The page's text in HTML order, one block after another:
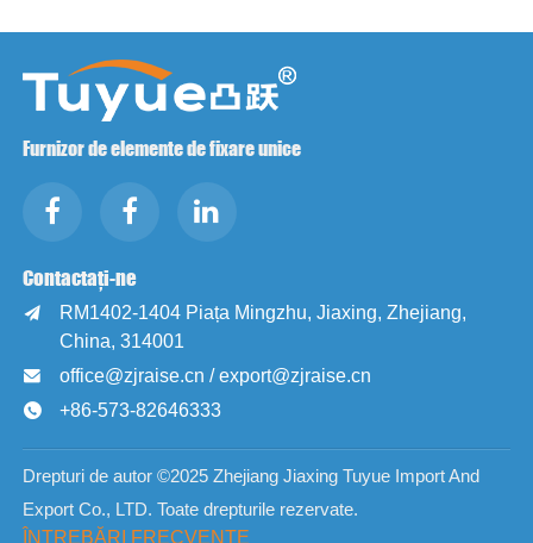
Furnizor de elemente de fixare unice
Contactați-ne

RM1402-1404 Piața Mingzhu, Jiaxing, Zhejiang,
China, 314001
 office@zjraise.cn / export@zjraise.cn
 +86-573-82646333
Drepturi de autor ©2025 Zhejiang Jiaxing Tuyue Import And
Export Co., LTD. Toate drepturile rezervate.
ÎNTREBĂRI FRECVENTE